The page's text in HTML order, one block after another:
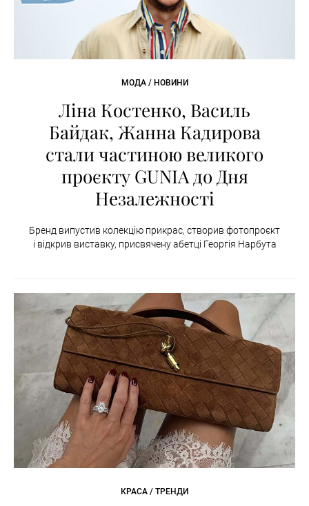
МОДА / НОВИНИ
Ліна Костенко, Василь
Байдак, Жанна Кадирова
стали частиною великого
проєкту GUNIA до Дня
Незалежності
Бренд випустив колекцію прикрас, створив фотопроєкт
і відкрив виставку, присвячену абетці Георгія Нарбута
КРАСА / ТРЕНДИ